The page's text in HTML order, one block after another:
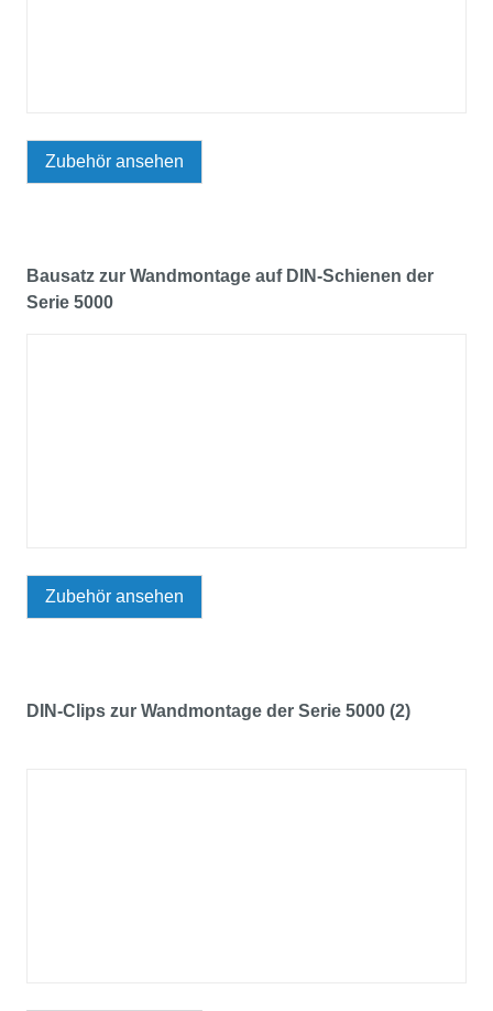
Zubehör ansehen
Bausatz zur Wandmontage auf DIN-Schienen der
Serie 5000
Zubehör ansehen
DIN-Clips zur Wandmontage der Serie 5000 (2)